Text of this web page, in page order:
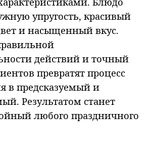
упругость, красивый
и насыщенный вкус.
действий и точный
превратят процесс
в предсказуемый и
Результатом станет
любого праздничного